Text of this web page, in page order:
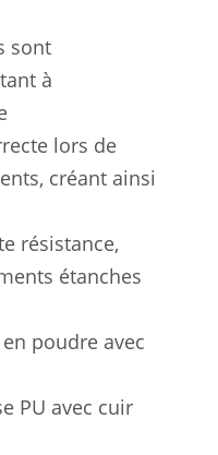
sont
à
lors de
créant ainsi
résistance,
étanches
poudre avec
PU avec cuir